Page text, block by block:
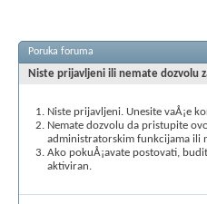
Poruka foruma
Niste prijavljeni ili nemate dozvolu
Niste prijavljeni. Unesite vaÅ¡e
Nemate dozvolu da pristupite
administratorskim funkcijama ili
Ako pokuÅ¡avate postovati,
aktiviran.